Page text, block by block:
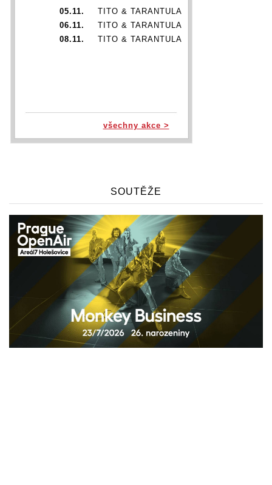
05.11.
TITO & TARANTULA
06.11.
TITO & TARANTULA
08.11.
TITO & TARANTULA
všechny akce >
SOUTĚŽE